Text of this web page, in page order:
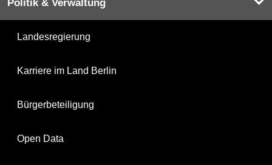
Politik & Verwaltung
Landesregierung
Karriere im Land Berlin
Bürgerbeteiligung
Open Data